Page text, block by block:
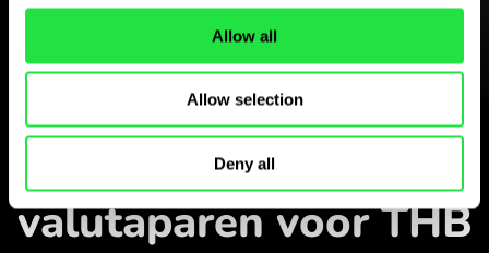
Allow all
Allow selection
Deny all
en meld je in enkele minuten
Volg populaire
valutaparen voor THB